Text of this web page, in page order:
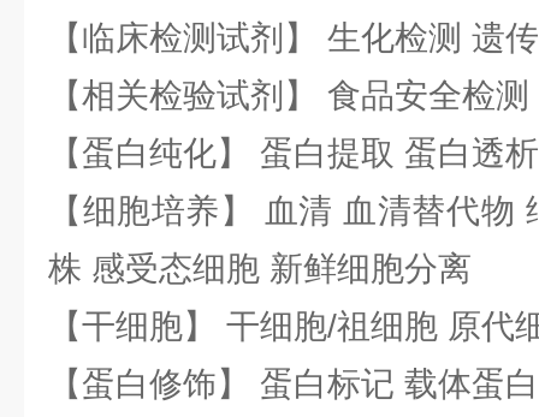
【临床检测试剂】 生化检测 遗
【相关检验试剂】 食品安全检
【蛋白纯化】 蛋白提取 蛋白透
【细胞培养】 血清 血清替代物
株 感受态细胞 新鲜细胞分离
【干细胞】 干细胞/祖细胞 原代
【蛋白修饰】 蛋白标记 载体蛋